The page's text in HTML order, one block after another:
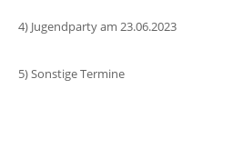
4) Jugendparty am 23.06.2023
5) Sonstige Termine